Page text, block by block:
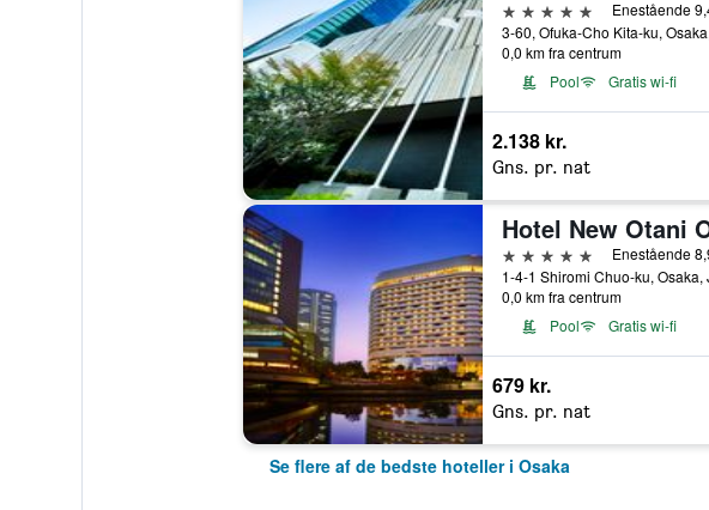
5 stjerner
Enestående
3-60, Ofuka-Cho Kita-ku,
0,0 km fra centrum
Pool
Gratis wi-fi
2.138 kr.
Gns. pr. nat
Hotel New Otani
5 stjerner
Enestående
1-4-1 Shiromi Chuo-ku, Osaka,
0,0 km fra centrum
Pool
Gratis wi-fi
679 kr.
Gns. pr. nat
Se flere af de bedste hoteller i Osaka